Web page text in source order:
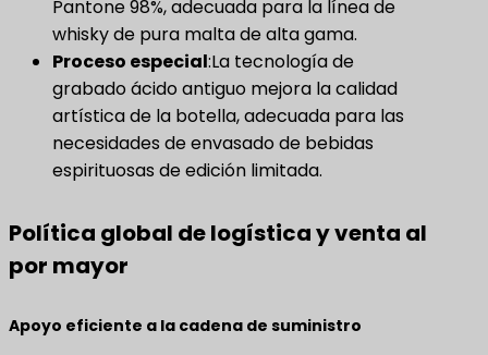
Pantone 98%, adecuada para la línea de
whisky de pura malta de alta gama.
Proceso especial​:La tecnología de
grabado ácido antiguo mejora la calidad
artística de la botella, adecuada para las
necesidades de envasado de bebidas
espirituosas de edición limitada.
Política global de logística y venta al
por mayor
Apoyo eficiente a la cadena de suministro